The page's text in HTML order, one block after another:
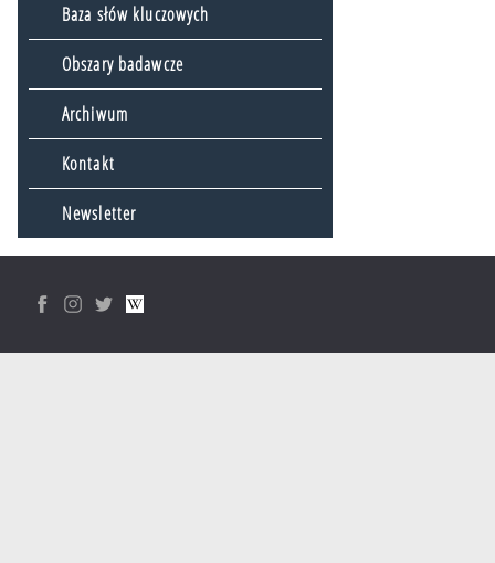
Baza słów kluczowych
Obszary badawcze
Archiwum
Kontakt
Newsletter